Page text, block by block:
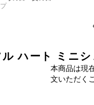
ハート ミニ
本商品は現
文いただく